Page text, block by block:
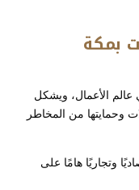
بمكة
عالم الأعمال، ويشكل
وحمايتها من المخاطر
وتجاريًا هامًا على